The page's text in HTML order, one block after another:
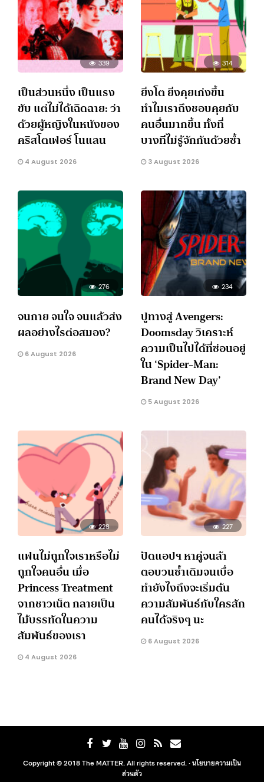
339
เป็นส่วนหนึ่ง เป็นแรง
ขับ แต่ไม่ได้เฉิดฉาย: ว่า
ด้วยผู้หญิงในหนังของ
คริสโตเฟอร์ โนแลน
4 August 2026
314
ยิ่งโต ยิ่งคุยเก่งขึ้น
ทำไมเราถึงชอบคุยกับ
คนอื่นมากขึ้น ทั้งที่
บางทีไม่รู้จักกันด้วยซ้ำ
3 August 2026
276
จนกาย จนใจ จนแล้วส่ง
ผลอย่างไรต่อสมอง?
6 August 2026
234
ปูทางสู่ Avengers:
Doomsday วิเคราะห์
ความเป็นไปได้ที่ซ่อนอยู่
ใน ‘Spider-Man:
Brand New Day’
5 August 2026
228
แฟนไม่ถูกใจเราหรือไม่
ถูกใจคนอื่น เมื่อ
Princess Treatment
จากชาวเน็ต กลายเป็น
ไม้บรรทัดในความ
สัมพันธ์ของเรา
4 August 2026
227
ปัดแอปฯ หาคู่จนล้า
ตอบวนซ้ำเดิมจนเบื่อ
ทำยังไงถึงจะเริ่มต้น
ความสัมพันธ์กับใครสัก
คนได้จริงๆ นะ
6 August 2026
Copyright © 2018 The MATTER. All rights reserved. ·นโยบายความเป็น
ส่วนตัว